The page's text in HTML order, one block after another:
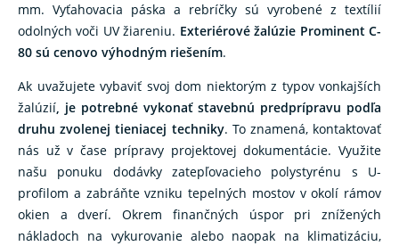
mm. Vyťahovacia páska a rebríčky sú vyrobené z textílií
odolných voči UV žiareniu. Exteriérové žalúzie Prominent C-
80 sú cenovo výhodným riešením.
Ak uvažujete vybaviť svoj dom niektorým z typov vonkajších
žalúzií, je potrebné vykonať stavebnú predprípravu podľa
druhu zvolenej tieniacej techniky. To znamená, kontaktovať
nás už v čase prípravy projektovej dokumentácie. Využite
našu ponuku dodávky zatepľovacieho polystyrénu s U-
profilom a zabráňte vzniku tepelných mostov v okolí rámov
okien a dverí. Okrem finančných úspor pri znížených
nákladoch na vykurovanie alebo naopak na klimatizáciu,